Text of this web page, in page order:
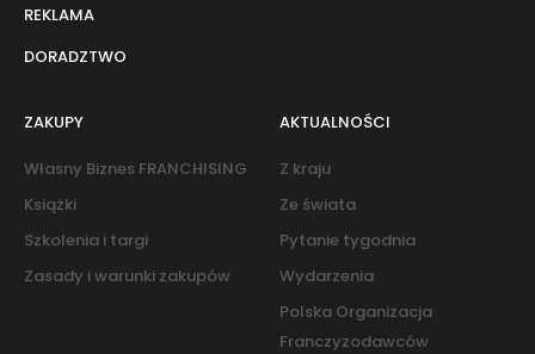
REKLAMA
DORADZTWO
ZAKUPY
Własny Biznes FRANCHISING
Książki
Szkolenia i targi
Zasady i warunki zakupów
AKTUALNOŚCI
Z kraju
Ze świata
Pytanie tygodnia
Wydarzenia
Polska Organizacja
Franczyzodawców